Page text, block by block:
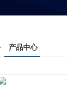
产品中心